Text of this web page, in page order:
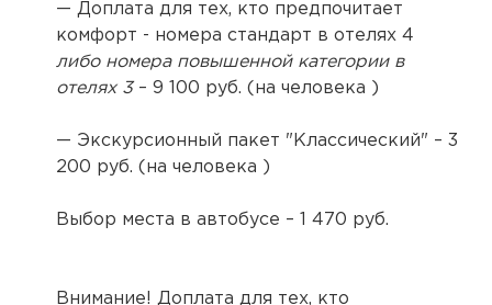
— Доплата для тех, кто предпочитает
комфорт - номера стандарт в отелях 4
либо номера повышенной категории в
отелях 3– 9 100 руб. (на человека )
— Экскурсионный пакет "Классический" – 3
200 руб. (на человека )
Выбор места в автобусе – 1 470 руб.
Внимание! Доплата для тех, кто